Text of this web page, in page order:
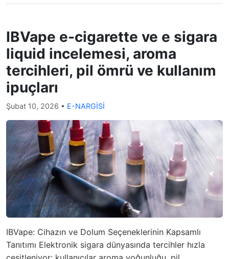
IBVape e-cigarette ve e sigara
liquid incelemesi, aroma
tercihleri, pil ömrü ve kullanım
ipuçları
Şubat 10, 2026 • E-NARGİSİ
IBVape: Cihazın ve Dolum Seçeneklerinin Kapsamlı
Tanıtımı Elektronik sigara dünyasında tercihler hızla